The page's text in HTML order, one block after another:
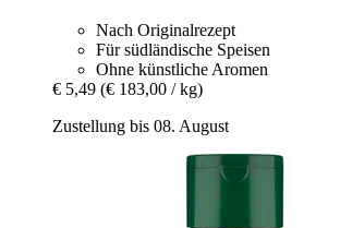
Nach Originalrezept
Für südländische Speisen
Ohne künstliche Aromen
€ 5,49 (€ 183,00 / kg)
Zustellung bis 08. August